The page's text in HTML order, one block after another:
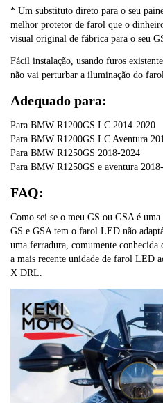
* Um substituto direto para o seu
melhor protetor de farol que o
visual original de fábrica para o seu
Fácil instalação, usando furos
não vai perturbar a iluminação do
Adequado para:
Para BMW R1200GS LC 2014-2020
Para BMW R1200GS LC Aventura
Para BMW R1250GS 2018-2024
Para BMW R1250GS e aventura
FAQ:
Como sei se o meu GS ou GSA é
GS e GSA tem o farol LED não
uma ferradura, comumente
a mais recente unidade de farol LED
X DRL.